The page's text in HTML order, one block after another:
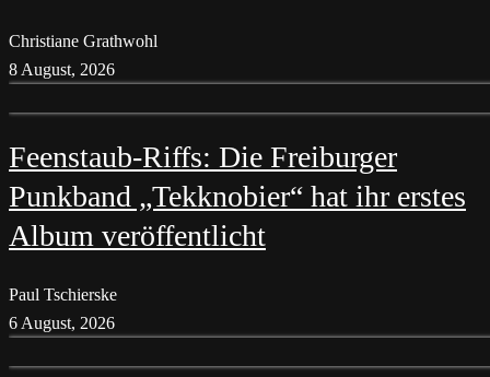
Christiane Grathwohl
8 August, 2026
Feenstaub-Riffs: Die Freiburger
Punkband „Tekknobier“ hat ihr erstes
Album veröffentlicht
Paul Tschierske
6 August, 2026